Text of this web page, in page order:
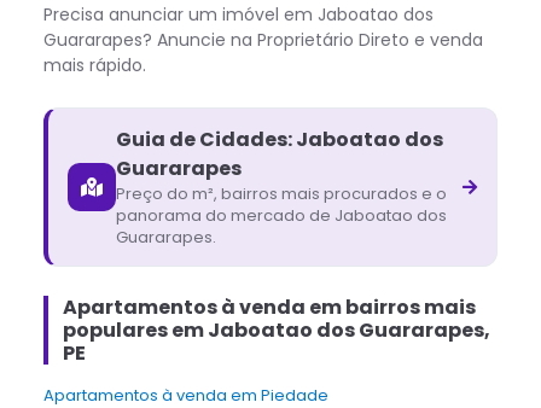
Precisa anunciar um imóvel em Jaboatao dos
Guararapes? Anuncie na Proprietário Direto e venda
mais rápido.
Guia de Cidades:Jaboatao dos
Guararapes
Preço do m², bairros mais procurados e o
panorama do mercado de Jaboatao dos
Guararapes.
Apartamentos à venda em bairros mais
populares em Jaboatao dos Guararapes,
PE
Apartamentos à venda em Piedade